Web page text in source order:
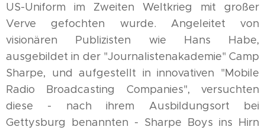
US-Uniform im Zweiten Weltkrieg mit großer
Verve gefochten wurde. Angeleitet von
visionären Publizisten wie Hans Habe,
ausgebildet in der "Journalistenakademie" Camp
Sharpe, und aufgestellt in innovativen "Mobile
Radio Broadcasting Companies", versuchten
diese - nach ihrem Ausbildungsort bei
Gettysburg benannten - Sharpe Boys ins Hirn